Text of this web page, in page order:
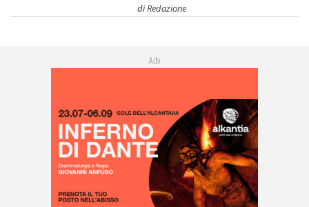
diRedazione
Adv